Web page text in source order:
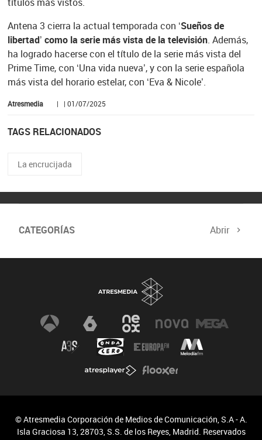
títulos más vistos.
Antena 3 cierra la actual temporada con ‘Sueños de
libertad’ como la serie más vista de la televisión. Además,
ha logrado hacerse con el título de la serie más vista del
Prime Time, con ‘Una vida nueva’, y con la serie española
más vista del horario estelar, con ‘Eva & Nicole’.
Atresmedia | | 01/07/2025
TAGS RELACIONADOS
La encrucijada
CATEGORÍAS Abrir
© Atresmedia Corporación de Medios de Comunicación, S.A - A.
Isla Graciosa 13, 28703, S.S. de los Reyes, Madrid. Reservados